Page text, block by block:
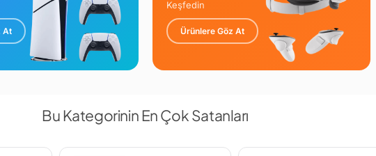
At
Keşfedin
Ürünlere Göz At
Bu Kategorinin En Çok Satanları